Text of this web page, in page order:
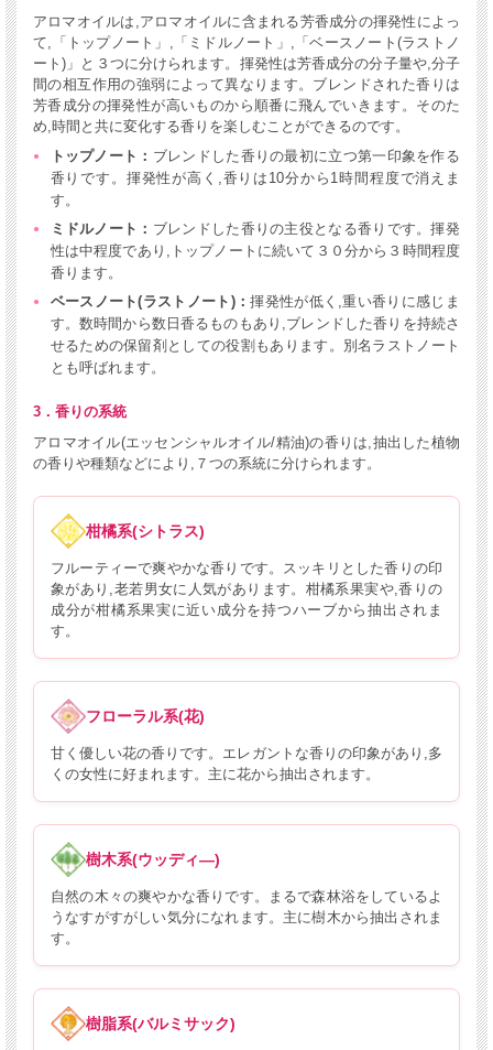
アロマオイルは,アロマオイルに含まれる芳香成分の揮発性によっ
て,「トップノート」,「ミドルノート」,「ベースノート(ラストノ
ート)」と３つに分けられます。揮発性は芳香成分の分子量や,分子
間の相互作用の強弱によって異なります。ブレンドされた香りは
芳香成分の揮発性が高いものから順番に飛んでいきます。そのた
め,時間と共に変化する香りを楽しむことができるのです。
トップノート： ブレンドした香りの最初に立つ第一印象を作る
香りです。揮発性が高く,香りは10分から1時間程度で消えま
す。
ミドルノート： ブレンドした香りの主役となる香りです。揮発
性は中程度であり,トップノートに続いて３０分から３時間程度
香ります。
ベースノート(ラストノート)：揮発性が低く,重い香りに感じま
す。数時間から数日香るものもあり,ブレンドした香りを持続さ
せるための保留剤としての役割もあります。別名ラストノート
とも呼ばれます。
3．香りの系統
アロマオイル(エッセンシャルオイル/精油)の香りは,抽出した植物
の香りや種類などにより,７つの系統に分けられます。
柑橘系(シトラス)
フルーティーで爽やかな香りです。スッキリとした香りの印
象があり,老若男女に人気があります。柑橘系果実や,香りの
成分が柑橘系果実に近い成分を持つハーブから抽出されま
す。
フローラル系(花)
甘く優しい花の香りです。エレガントな香りの印象があり,多
くの女性に好まれます。主に花から抽出されます。
樹木系(ウッディ―)
自然の木々の爽やかな香りです。まるで森林浴をしているよ
うなすがすがしい気分になれます。主に樹木から抽出されま
す。
樹脂系(バルミサック)